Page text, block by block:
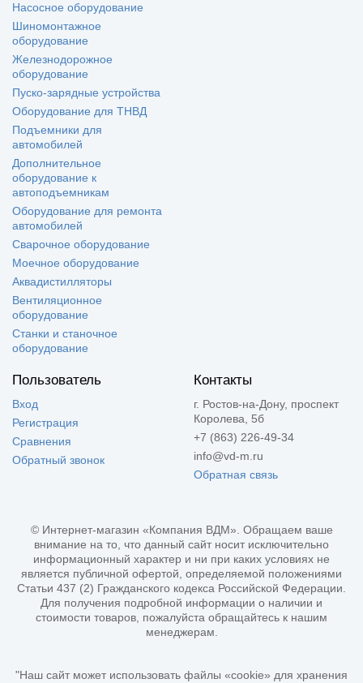
Насосное оборудование
Шиномонтажное
оборудование
Железнодорожное
оборудование
Пуско-зарядные устройства
Оборудование для ТНВД
Подъемники для
автомобилей
Дополнительное
оборудование к
автоподъемникам
Оборудование для ремонта
автомобилей
Сварочное оборудование
Моечное оборудование
Аквадистилляторы
Вентиляционное
оборудование
Станки и станочное
оборудование
Пользователь
Вход
Регистрация
Сравнения
Обратный звонок
Контакты
г. Ростов-на-Дону, проспект
Королева, 5б
+7 (863) 226-49-34
info@vd-m.ru
Обратная связь
© Интернет-магазин «Компания ВДМ». Обращаем ваше
внимание на то, что данный сайт носит исключительно
информационный характер и ни при каких условиях не
является публичной офертой, определяемой положениями
Статьи 437 (2) Гражданского кодекса Российской Федерации.
Для получения подробной информации о наличии и
стоимости товаров, пожалуйста обращайтесь к нашим
менеджерам.
"Наш сайт может использовать файлы «cookie» для хранения